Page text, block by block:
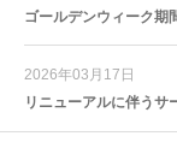
ゴールデンウィーク期
2026年03月17日
リニューアルに伴うサ